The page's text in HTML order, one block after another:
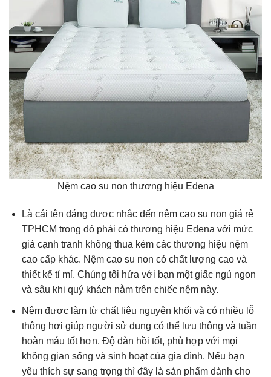
Nệm cao su non thương hiệu Edena
Là cái tên đáng được nhắc đến nệm cao su non giá rẻ
TPHCM trong đó phải có thương hiệu Edena với mức
giá cạnh tranh không thua kém các thương hiệu nệm
cao cấp khác. Nệm cao su non có chất lượng cao và
thiết kế tỉ mỉ. Chúng tôi hứa với bạn một giấc ngủ ngon
và sâu khi quý khách nằm trên chiếc nệm này.
Nệm được làm từ chất liệu nguyên khối và có nhiều lỗ
thông hơi giúp người sử dụng có thể lưu thông và tuần
hoàn máu tốt hơn. Độ đàn hồi tốt, phù hợp với mọi
không gian sống và sinh hoạt của gia đình. Nếu bạn
yêu thích sự sang trọng thì đây là sản phẩm dành cho